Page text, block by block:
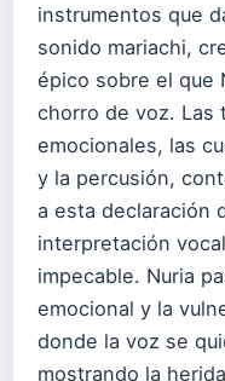
instrumentos que
sonido mariachi,
épico sobre el que
chorro de voz. Las
emocionales, las
y la percusión,
a esta declaración
interpretación
impecable. Nuria
emocional y la
donde la voz se
mostrando la